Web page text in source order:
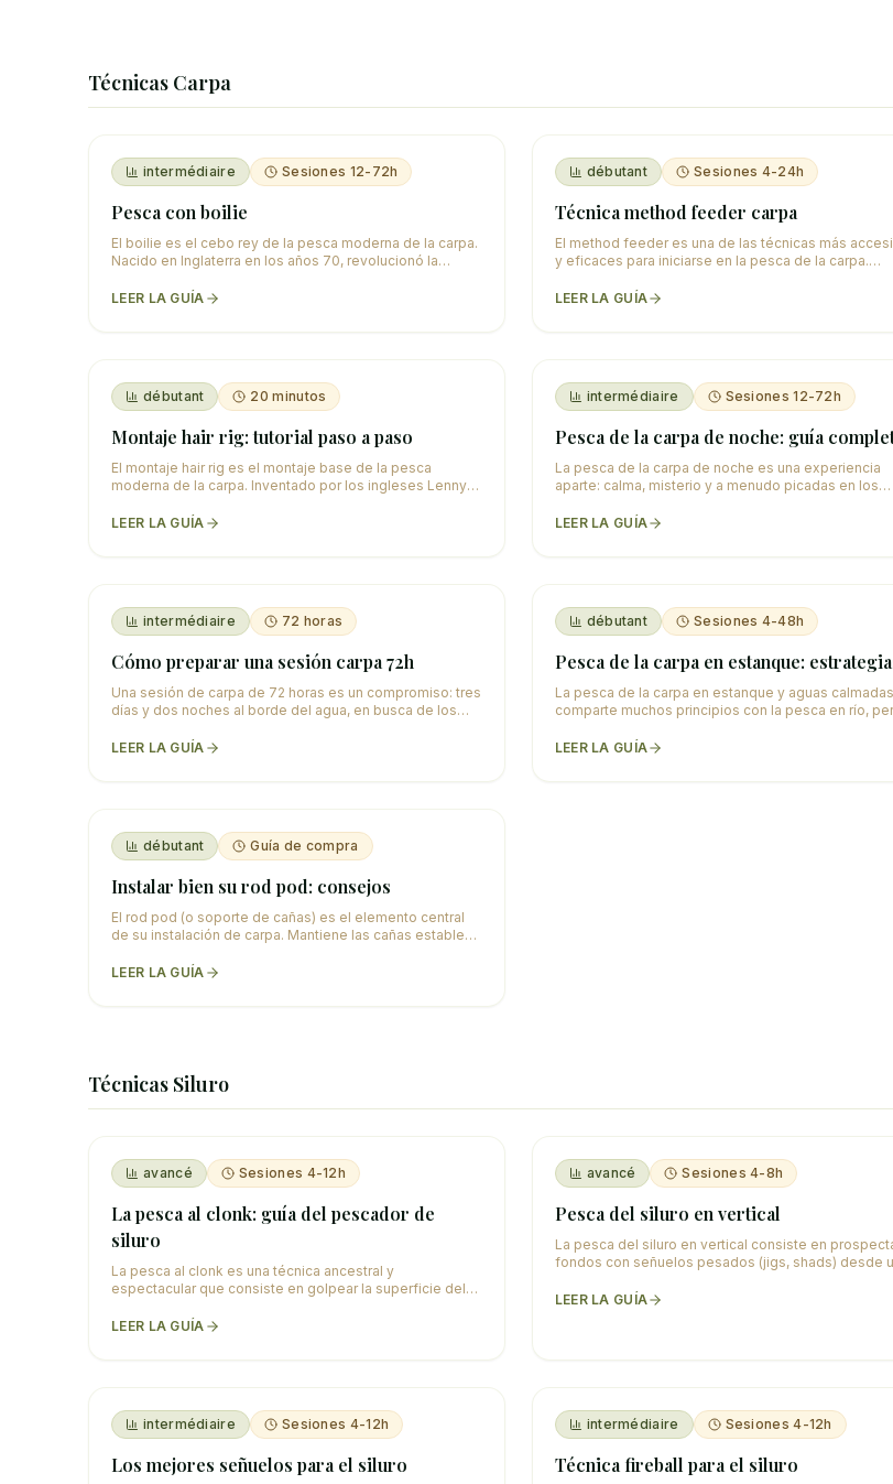
Técnicas Carpa
intermédiaire Sesiones 12-72h
Pesca con boilie
El boilie es el cebo rey de la pesca moderna de la carpa.
Nacido en Inglaterra en los años 70, revolucionó la
LEER LA GUÍA
débutant Sesiones 4-24h
Técnica method feeder carpa
El method feeder es una de las técnicas más
y eficaces para iniciarse en la pesca de la carpa.
LEER LA GUÍA
débutant 20 minutos
Montaje hair rig: tutorial paso a paso
El montaje hair rig es el montaje base de la pesca
moderna de la carpa. Inventado por los ingleses Lenny
LEER LA GUÍA
intermédiaire Sesiones 12-72h
Pesca de la carpa de noche: guía
La pesca de la carpa de noche es una experiencia
aparte: calma, misterio y a menudo picadas en los
LEER LA GUÍA
intermédiaire 72 horas
Cómo preparar una sesión carpa 72h
Una sesión de carpa de 72 horas es un compromiso: tres
días y dos noches al borde del agua, en busca de los
LEER LA GUÍA
débutant Sesiones 4-48h
Pesca de la carpa en estanque:
La pesca de la carpa en estanque y aguas calmadas
comparte muchos principios con la pesca en río,
LEER LA GUÍA
débutant Guía de compra
Instalar bien su rod pod: consejos
El rod pod (o soporte de cañas) es el elemento central
de su instalación de carpa. Mantiene las cañas estables,
LEER LA GUÍA
Técnicas Siluro
avancé Sesiones 4-12h
La pesca al clonk: guía del pescador de
siluro
La pesca al clonk es una técnica ancestral y
espectacular que consiste en golpear la superficie del
LEER LA GUÍA
avancé Sesiones 4-8h
Pesca del siluro en vertical
La pesca del siluro en vertical consiste en
fondos con señuelos pesados (jigs, shads) desde
LEER LA GUÍA
intermédiaire Sesiones 4-12h
Los mejores señuelos para el siluro
intermédiaire Sesiones 4-12h
Técnica fireball para el siluro